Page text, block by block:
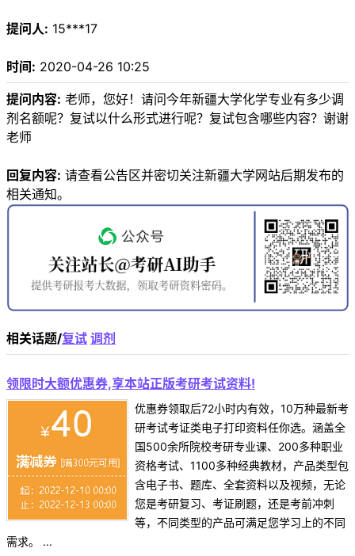
提问人: 15***17
时间: 2020-04-26 10:25
提问内容: 老师，您好！请问今年新疆大学化学专业有多少调
剂名额呢？复试以什么形式进行呢？复试包含哪些内容？谢谢
老师
回复内容: 请查看公告区并密切关注新疆大学网站后期发布的
相关通知。
相关话题/复试 调剂
领限时大额优惠券,享本站正版考研考试资料!
优惠券领取后72小时内有效，10万种最新考
研考试考证类电子打印资料任你选。涵盖全
国500余所院校考研专业课、200多种职业
资格考试、1100多种经典教材，产品类型包
含电子书、题库、全套资料以及视频，无论
您是考研复习、考证刷题，还是考前冲刺
等，不同类型的产品可满足您学习上的不同
需求。 ...